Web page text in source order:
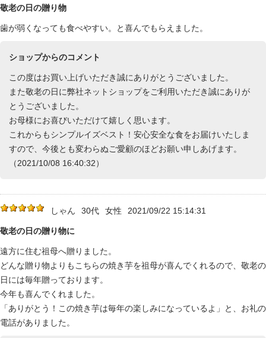
敬老の日の贈り物
歯が弱くなっても食べやすい。と喜んでもらえました。
ショップからのコメント
この度はお買い上げいただき誠にありがとうございました。
また敬老の日に弊社ネットショップをご利用いただき誠にありが
とうございました。
お母様にお喜びいただけて嬉しく思います。
これからもシンプルイズベスト！安心安全な食をお届けいたしま
すので、今後とも変わらぬご愛顧のほどお願い申しあげます。
（2021/10/08 16:40:32）
しゃん 30代 女性 2021/09/22 15:14:31
敬老の日の贈り物に
遠方に住む祖母へ贈りました。
どんな贈り物よりもこちらの焼き芋を祖母が喜んでくれるので、敬老の
日には毎年贈っております。
今年も喜んでくれました。
「ありがとう！この焼き芋は毎年の楽しみになっているよ」と、お礼の
電話がありました。